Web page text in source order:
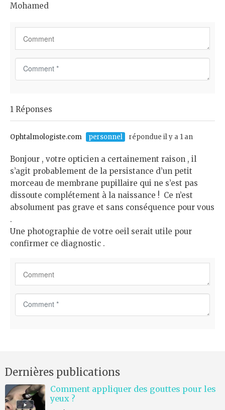
Mohamed
e
n
t
1 Réponses
Ophtalmologiste.com personnel répondue il y a 1 an
Bonjour , votre opticien a certainement raison , il
s’agit probablement de la persistance d’un petit
morceau de membrane pupillaire qui ne s’est pas
dissoute complétement à la naissance ! Ce n’est
absolument pas grave et sans conséquence pour vous
.
Une photographie de votre oeil serait utile pour
confirmer ce diagnostic .
t
*
Dernières publications
Comment appliquer des gouttes pour les
yeux ?